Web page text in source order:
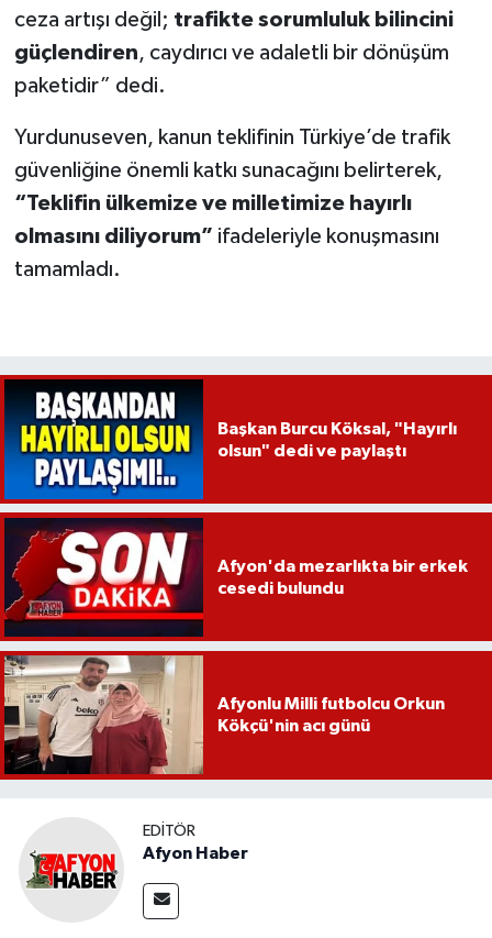
ceza artışı değil; trafikte sorumluluk bilincini
güçlendiren, caydırıcı ve adaletli bir dönüşüm
paketidir” dedi.
Yurdunuseven, kanun teklifinin Türkiye’de trafik
güvenliğine önemli katkı sunacağını belirterek,
“Teklifin ülkemize ve milletimize hayırlı
olmasını diliyorum” ifadeleriyle konuşmasını
tamamladı.
Başkan Burcu Köksal, "Hayırlı
olsun" dedi ve paylaştı
Afyon'da mezarlıkta bir erkek
cesedi bulundu
Afyonlu Milli futbolcu Orkun
Kökçü'nin acı günü
EDITÖR
Afyon Haber